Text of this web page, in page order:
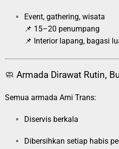
Event, gathering, wisata
📌 15–20 penumpang
📌 Interior lapang, bagasi
🧼 Armada Dirawat Rutin,
Semua armada Arni Trans:
Diservis berkala
Dibersihkan setiap habis